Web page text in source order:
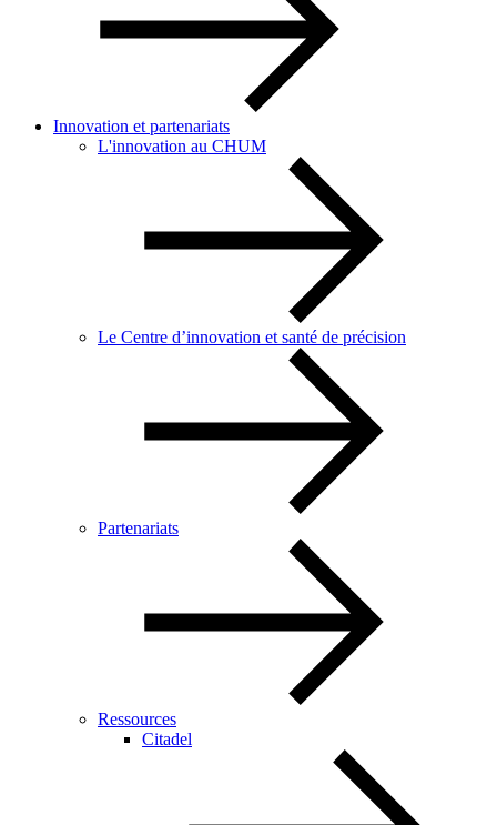
Innovation et partenariats
L'innovation au CHUM
Le Centre d’innovation et santé de précision
Partenariats
Ressources
Citadel